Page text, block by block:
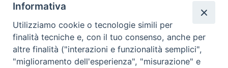
Redazione
Scrivici
Informativa
Utilizziamo cookie o tecnologie simili per
finalità tecniche e, con il tuo consenso, anche per
altre finalità ("interazioni e funzionalità semplici",
"miglioramento dell'esperienza", "misurazione" e